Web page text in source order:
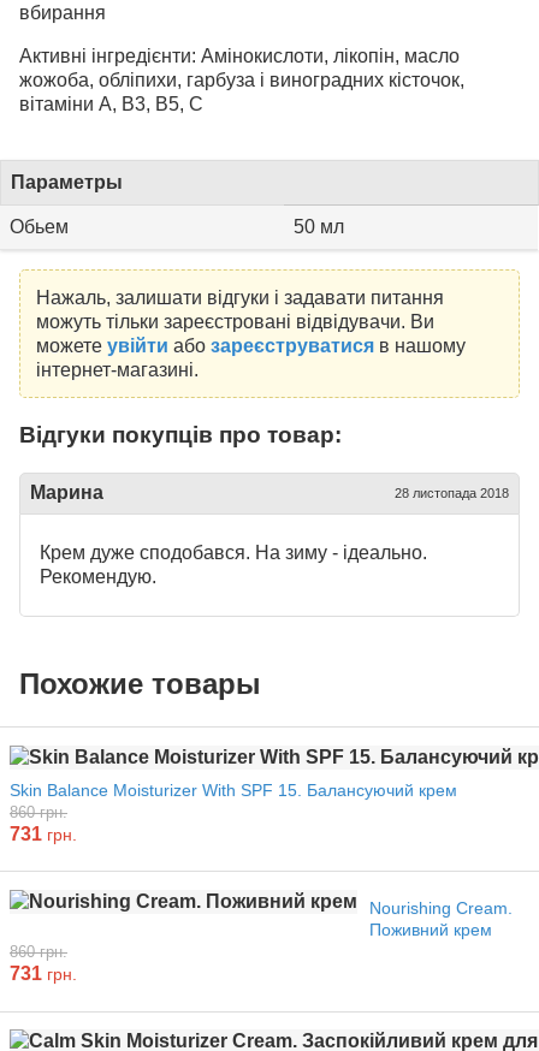
вбирання
Активні інгредієнти: Амінокислоти, лікопін, масло
жожоба, обліпихи, гарбуза і виноградних кісточок,
вітаміни A, B3, B5, C
Параметры
Обьем 50 мл
Нажаль, залишати відгуки і задавати питання
можуть тільки зареєстровані відвідувачи. Ви
можете увійти або зареєструватисяв нашому
інтернет-магазині.
Відгуки покупців про товар:
Марина 28 листопада 2018
Крем дуже сподобався. На зиму - ідеально.
Рекомендую.
Похожие товары
Skin Balance Moisturizer With SPF 15. Балансуючий крем
860 грн.
731 грн.
Nourishing Cream.
Поживний крем
860 грн.
731 грн.